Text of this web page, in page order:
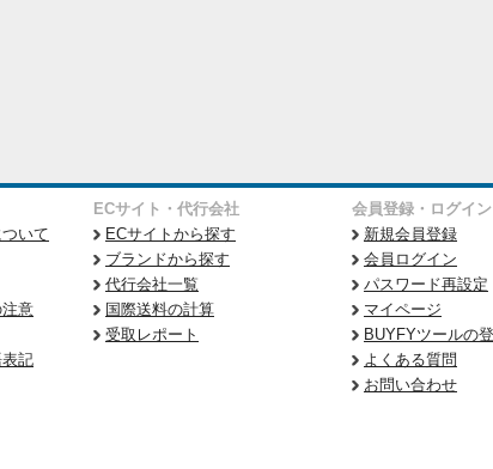
いて
意
記
ECサイト・代行会社
ECサイトから探す
ブランドから探す
代行会社一覧
国際送料の計算
受取レポート
会員登録・ログイン
新規会員登録
会員ログイン
パスワード再設定
マイページ
BUYFYツールの
よくある質問
お問い合わせ